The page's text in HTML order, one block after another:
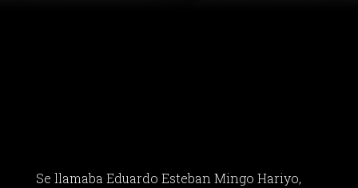
Se llamaba Eduardo Esteban Mingo Hariyo,